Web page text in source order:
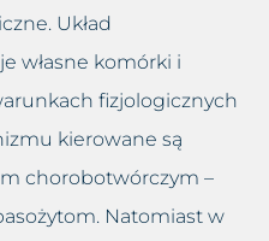
Układ
własne komórki i
fizjologicznych
kierowane są
chorobotwórczym –
Natomiast w